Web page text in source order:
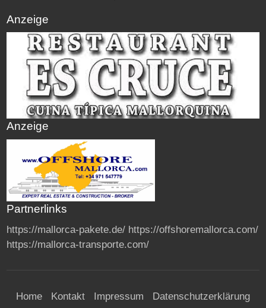
Anzeige
Anzeige
Partnerlinks
https://mallorca-pakete.de/ https://offshoremallorca.com/
https://mallorca-transporte.com/
Home Kontakt Impressum
Datenschutzerklärung